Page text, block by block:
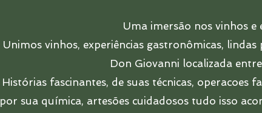
Uma imersão nos vinhos e
Unimos vinhos, experiências gastronômicas,
Don Giovanni localizada
Histórias fascinantes, de suas técnicas, operacoes
por sua química, artesões cuidadosos tudo isso